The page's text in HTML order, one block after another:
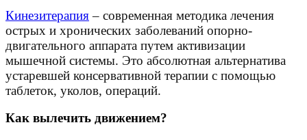
Кинезитерапия– современная методика лечения
острых и хронических заболеваний опорно-
двигательного аппарата путем активизации
мышечной системы. Это абсолютная альтернатива
устаревшей консервативной терапии с помощью
таблеток, уколов, операций.
Как вылечить движением?